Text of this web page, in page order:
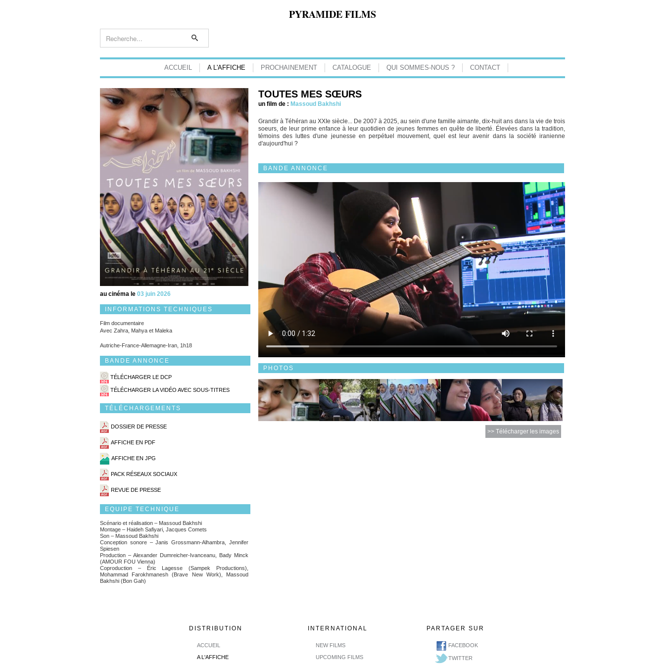
PYRAMIDE FILMS
ACCUEIL A L'AFFICHE PROCHAINEMENT CATALOGUE QUI SOMMES-NOUS ? CONTACT
au cinéma le 03 juin 2026
INFORMATIONS TECHNIQUES
Film documentaire
Avec Zahra, Mahya et Maleka
Autriche-France-Allemagne-Iran, 1h18
BANDE ANNONCE
TÉLÉCHARGER LE DCP
TÉLÉCHARGER LA VIDÉO AVEC SOUS-TITRES
TÉLÉCHARGEMENTS
DOSSIER DE PRESSE
AFFICHE EN PDF
AFFICHE EN JPG
PACK RÉSEAUX SOCIAUX
REVUE DE PRESSE
EQUIPE TECHNIQUE
Scénario et réalisation – Massoud Bakhshi
Montage – Haideh Safiyari, Jacques Comets
Son – Massoud Bakhshi
Conception sonore – Janis Grossmann-Alhambra, Jennifer
Spiesen
Production – Alexander Dumreicher-Ivanceanu, Bady Minck
(AMOUR FOU Vienna)
Coproduction – Éric Lagesse (Sampek Productions),
Mohammad Farokhmanesh (Brave New Work), Massoud
Bakhshi (Bon Gah)
TOUTES MES SŒURS
un film de : Massoud Bakhshi
Grandir à Téhéran au XXIe siècle... De 2007 à 2025, au sein d'une famille aimante, dix-huit ans dans la vie de trois
soeurs, de leur prime enfance à leur quotidien de jeunes femmes en quête de liberté. Élevées dans la tradition,
témoins des luttes d'une jeunesse en perpétuel mouvement, quel est leur avenir dans la société iranienne
d'aujourd'hui ?
BANDE ANNONCE
PHOTOS
>> Télécharger les images
DISTRIBUTION
ACCUEIL
A L'AFFICHE
INTERNATIONAL
NEW FILMS
UPCOMING FILMS
PARTAGER SUR
FACEBOOK
TWITTER